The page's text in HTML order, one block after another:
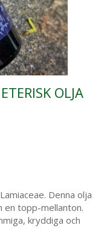
OLJA
Denna olja
en topp-mellanton.
kryddiga och